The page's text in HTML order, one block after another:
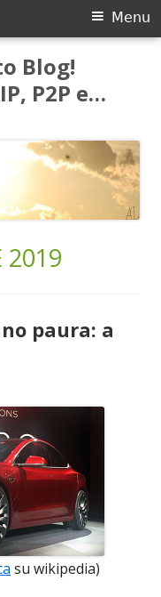
Blog!
P2P e…
Menu
2019
paura: a
su wikipedia)